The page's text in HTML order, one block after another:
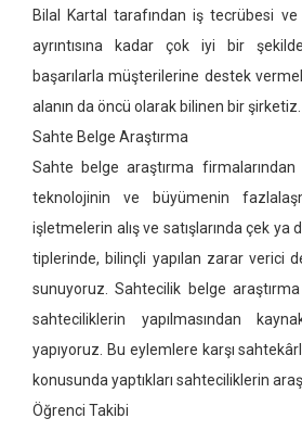
Bilal Kartal tarafından iş tecrübesi
ayrıntısına kadar çok iyi bir
başarılarla müşterilerine destek
alanın da öncü olarak bilinen bir şirketiz.
Sahte Belge Araştırma
Sahte belge araştırma
teknolojinin ve büyümenin
işletmelerin alış ve satışlarında çek ya
tiplerinde, bilinçli yapılan zarar verici
sunuyoruz. Sahtecilik belge
sahteciliklerin yapılmasından
yapıyoruz. Bu eylemlere karşı
konusunda yaptıkları sahteciliklerin
Öğrenci Takibi